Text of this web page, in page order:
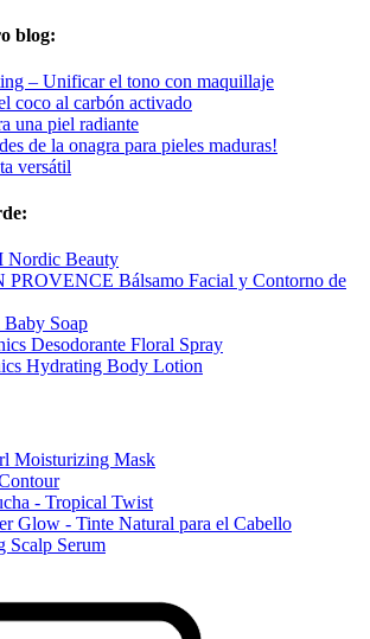
blog:
– Unificar el tono con maquillaje
coco al carbón activado
una piel radiante
de la onagra para pieles maduras!
versátil
Beauty
Bálsamo Facial y Contorno de
Soap
Desodorante Floral Spray
Hydrating Body Lotion
Moisturizing Mask
- Tropical Twist
Glow - Tinte Natural para el Cabello
Scalp Serum